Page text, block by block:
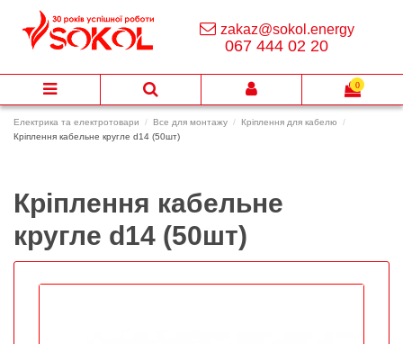
Електрика та електротовари Все для монтажу
Кріплення для кабелю
Кріплення кабельне кругле d14 (50шт)
Кріплення кабельне
кругле d14 (50шт)
zakaz@sokol.energy
067 444 02 20
0